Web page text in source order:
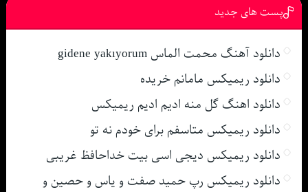
پست های جدید
دانلود آهنگ محمت الماس gidene yakıyorum
دانلود ریمیکس مامانم خریده
دانلود اهنگ گل منه ادیم ادیم ریمیکس
دانلود ریمیکس متاسفم برای خودم نه تو
دانلود ریمیکس دیجی اسی بیت خداحافظ غریبی
دانلود ریمیکس رپ حمید صفت و یاس و حصین و